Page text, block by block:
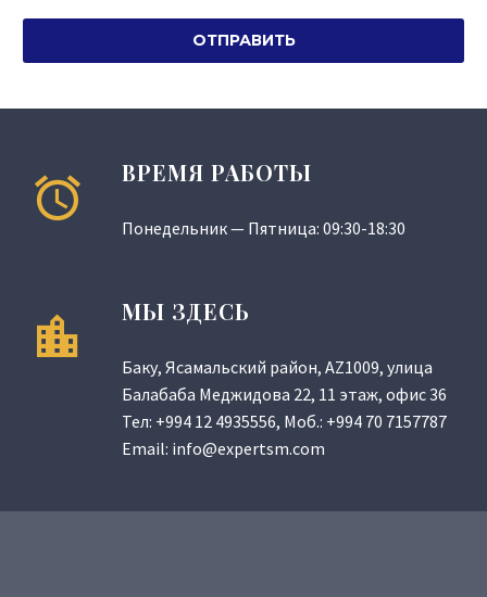
ВРЕМЯ РАБОТЫ
Понедельник — Пятница: 09:30-18:30
МЫ ЗДЕСЬ
Баку, Ясамальский район, AZ1009, улица
Балабаба Меджидова 22, 11 этаж, офис 36
Тел: +994 12 4935556, Моб.: +994 70 7157787
Email: info@expertsm.com